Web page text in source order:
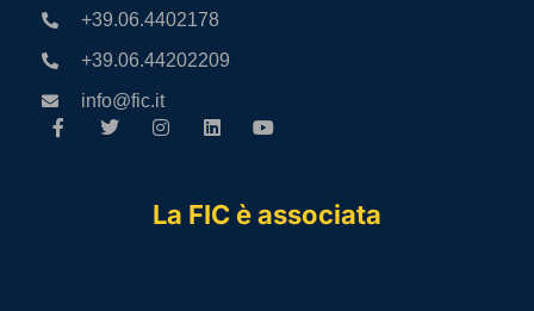
+39.06.4402178
+39.06.44202209
info@fic.it
La FIC è associata